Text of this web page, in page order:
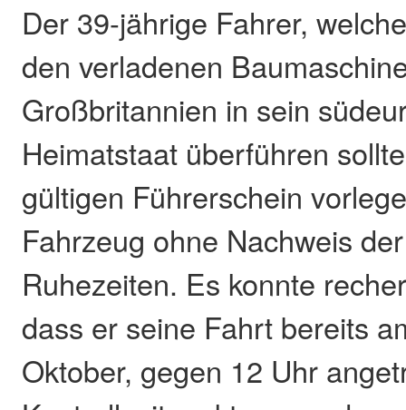
Der 39-jährige Fahrer,
den verladenen
Großbritannien in sein
Heimatstaat überführen
gültigen Führerschein
Fahrzeug ohne Nachweis
Ruhezeiten. Es konnte
dass er seine Fahrt bereits
Oktober, gegen 12 Uhr